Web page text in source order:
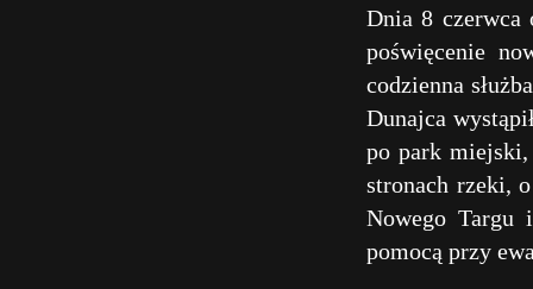
Dnia 8 czerwca
poświęcenie
codzienna
Dunajca
po park miejski,
stronach rzeki,
Nowego Targu
pomocą przy